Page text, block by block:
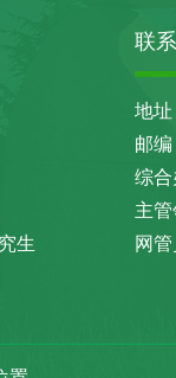
生
联
地址
邮
综
主
网